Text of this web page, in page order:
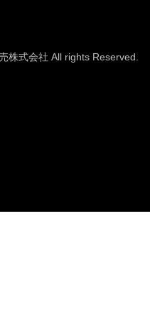
株式会社 All rights Reserved.